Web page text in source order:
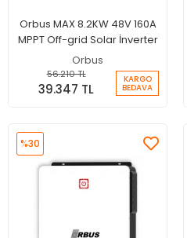
Orbus MAX 8.2KW 48V 160A
MPPT Off-grid Solar İnverter
Orbus
56.210 TL
39.347 TL
KARGO
BEDAVA
%30